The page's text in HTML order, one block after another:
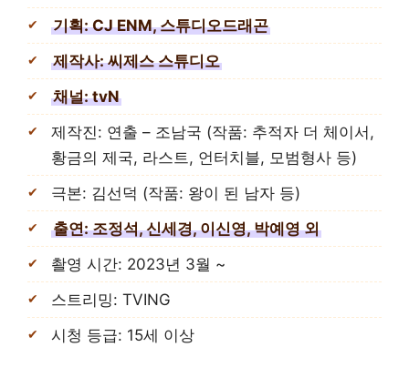
기획: CJ ENM, 스튜디오드래곤
제작사: 씨제스 스튜디오
채널: tvN
제작진: 연출 – 조남국 (작품: 추적자 더 체이서,
황금의 제국, 라스트, 언터치블, 모범형사 등)
극본: 김선덕 (작품: 왕이 된 남자 등)
출연: 조정석, 신세경, 이신영, 박예영 외
촬영 시간: 2023년 3월 ~
스트리밍: TVING
시청 등급: 15세 이상